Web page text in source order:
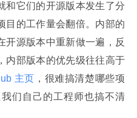
和它们的开源版本发生了分
目的工作量会翻倍。内部的
开源版本中重新做一遍，反
内部版本的优先级往往高于
主页 ，很难搞清楚哪些项
们自己的工程师也搞不清